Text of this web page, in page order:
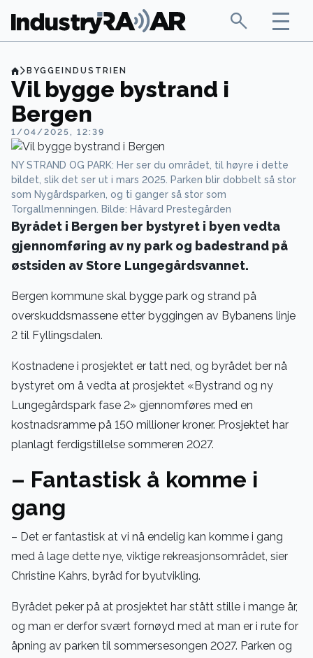
BYGGEINDUSTRIEN
Vil bygge bystrand i
Bergen
1/04/2025, 12:39
NY STRAND OG PARK: Her ser du området, til høyre i dette
bildet, slik det ser ut i mars 2025. Parken blir dobbelt så stor
som Nygårdsparken, og ti ganger så stor som
Torgallmenningen. Bilde: Håvard Prestegården
Byrådet i Bergen ber bystyret i byen vedta
gjennomføring av ny park og badestrand på
østsiden av Store Lungegårdsvannet.
Bergen kommune skal bygge park og strand på
overskuddsmassene etter byggingen av Bybanens linje
2 til Fyllingsdalen.
Kostnadene i prosjektet er tatt ned, og byrådet ber nå
bystyret om å vedta at prosjektet «Bystrand og ny
Lungegårdspark fase 2» gjennomføres med en
kostnadsramme på 150 millioner kroner. Prosjektet har
planlagt ferdigstillelse sommeren 2027.
– Fantastisk å komme i
gang
– Det er fantastisk at vi nå endelig kan komme i gang
med å lage dette nye, viktige rekreasjonsområdet, sier
Christine Kahrs, byråd for byutvikling.
Byrådet peker på at prosjektet har stått stille i mange år,
og man er derfor svært fornøyd med at man er i rute for
åpning av parken til sommersesongen 2027. Parken og